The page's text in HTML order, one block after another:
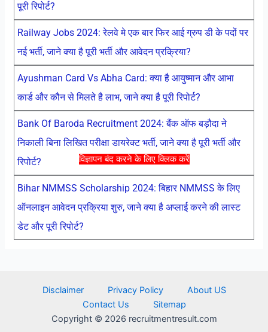
विज्ञापन बंद करने के लिए क्लिक करें
पूरी रिपोर्ट?
Railway Jobs 2024: रेलवे मे एक बार फिर आई ग्रुप डी के पदों पर
नई भर्ती, जाने क्या है पूरी भर्ती और आवेदन प्रक्रिया?
Ayushman Card Vs Abha Card: क्या है आयुष्मान और आभा
कार्ड और कौन से मिलते है लाभ, जाने क्या है पूरी रिपोर्ट?
Bank Of Baroda Recruitment 2024: बैंक ऑफ बड़ौदा ने
निकाली बिना लिखित परीक्षा डायरेक्ट भर्ती, जाने क्या है पूरी भर्ती और
रिपोर्ट?
Bihar NMMSS Scholarship 2024: बिहार NMMSS के लिए
ऑनलाइन आवेदन प्रक्रिया शुरु, जाने क्या है अप्लाई करने की लास्ट
डेट और पूरी रिपोर्ट?
Disclaimer Privacy Policy
About US
Contact Us
Sitemap
Copyright © 2026 recruitmentresult.com